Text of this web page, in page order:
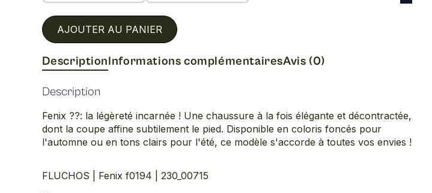
AJOUTER AU PANIER
DescriptionInformations complémentairesAvis (0)
Description
Fenix ??: la légèreté incarnée ! Une chaussure à la fois élégante et décontractée,
dont la coupe affine subtilement le pied. Disponible en coloris foncés pour
l'automne ou en tons clairs pour l'été, ce modèle s'accorde à toutes vos envies !
FLUCHOS | Fenix f0194 | 230_00715